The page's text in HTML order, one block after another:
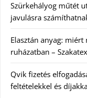
Szürkehályog műtét
javulásra
Elasztán anyag:
ruházatban –
Qvik fizetés
feltételekkel és